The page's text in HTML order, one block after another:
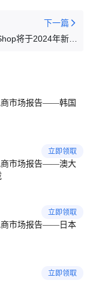
下一篇
将于2024年新增
商市场报告——韩国
立即领取
商市场报告——澳大
立即领取
商市场报告——日本
立即领取